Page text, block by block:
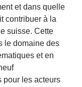
et dans quelle
contribuer à la
suisse. Cette
le domaine des
et en
pour les acteurs